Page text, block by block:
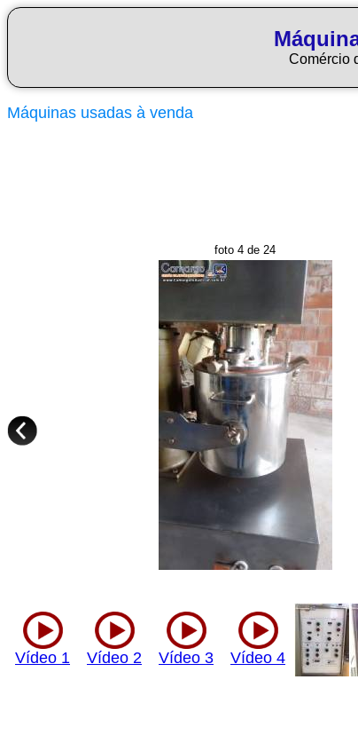
Comércio
Máquinas usadas à venda
foto 4 de 24
Vídeo 1 Vídeo 2 Vídeo 3 Vídeo 4